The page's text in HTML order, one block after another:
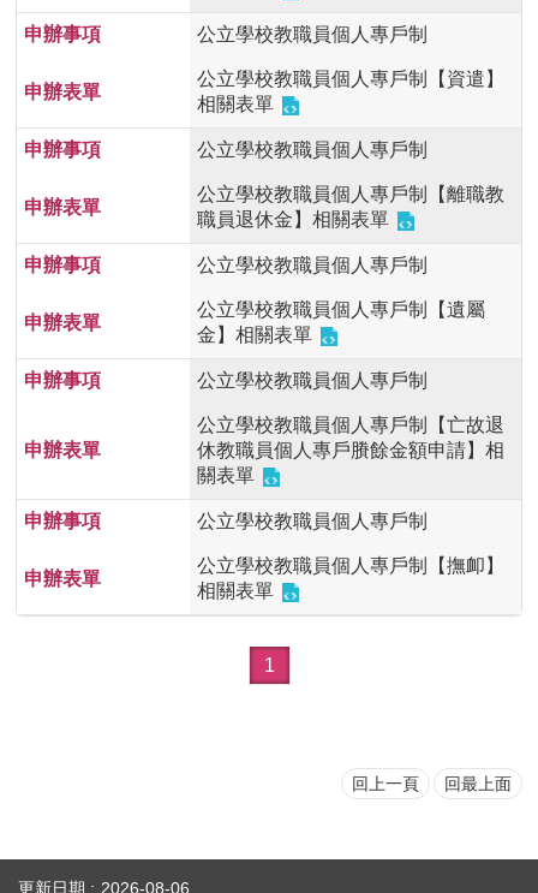
區
詢
事
項
關
站
臺
首
頁
myNTU
English
公立學校教職員個人專戶制
公立學校教職員個人專戶制【資遣】
相關表單
公立學校教職員個人專戶制
公立學校教職員個人專戶制【離職教
職員退休金】相關表單
公立學校教職員個人專戶制
公立學校教職員個人專戶制【遺屬
金】相關表單
公立學校教職員個人專戶制
公立學校教職員個人專戶制【亡故退
休教職員個人專戶賸餘金額申請】相
關表單
公立學校教職員個人專戶制
公立學校教職員個人專戶制【撫卹】
相關表單
1
回上一頁 回最上面
更新日期 2026-08-06